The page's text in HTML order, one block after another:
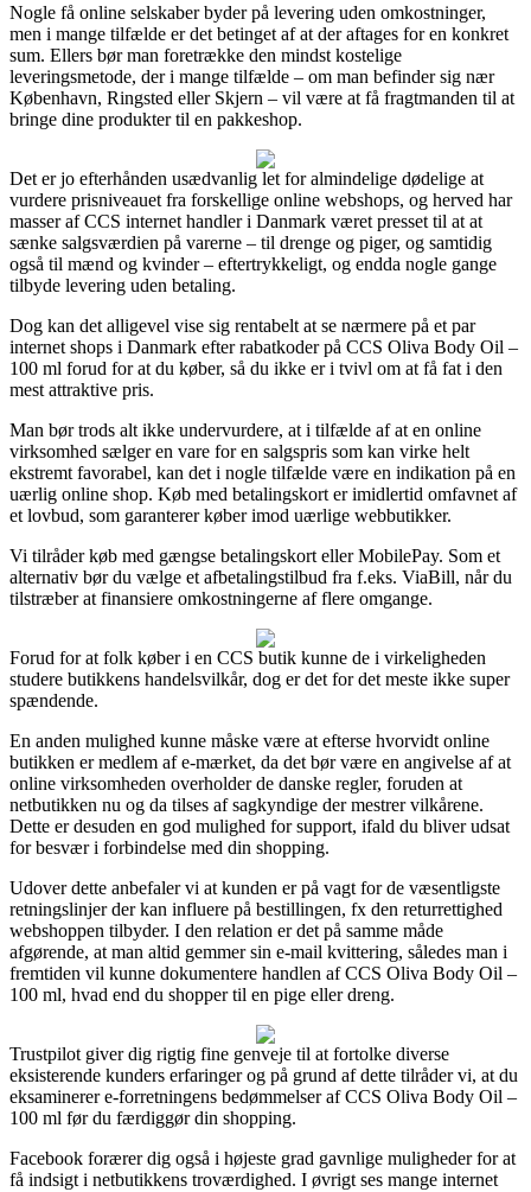
Nogle få online selskaber byder på levering uden omkostninger,
men i mange tilfælde er det betinget af at der aftages for en konkret
sum. Ellers bør man foretrække den mindst kostelige
leveringsmetode, der i mange tilfælde – om man befinder sig nær
København, Ringsted eller Skjern – vil være at få fragtmanden til at
bringe dine produkter til en pakkeshop.
Det er jo efterhånden usædvanlig let for almindelige dødelige at
vurdere prisniveauet fra forskellige online webshops, og herved har
masser af CCS internet handler i Danmark været presset til at at
sænke salgsværdien på varerne – til drenge og piger, og samtidig
også til mænd og kvinder – eftertrykkeligt, og endda nogle gange
tilbyde levering uden betaling.
Dog kan det alligevel vise sig rentabelt at se nærmere på et par
internet shops i Danmark efter rabatkoder på CCS Oliva Body Oil –
100 ml forud for at du køber, så du ikke er i tvivl om at få fat i den
mest attraktive pris.
Man bør trods alt ikke undervurdere, at i tilfælde af at en online
virksomhed sælger en vare for en salgspris som kan virke helt
ekstremt favorabel, kan det i nogle tilfælde være en indikation på en
uærlig online shop. Køb med betalingskort er imidlertid omfavnet af
et lovbud, som garanterer køber imod uærlige webbutikker.
Vi tilråder køb med gængse betalingskort eller MobilePay. Som et
alternativ bør du vælge et afbetalingstilbud fra f.eks. ViaBill, når du
tilstræber at finansiere omkostningerne af flere omgange.
Forud for at folk køber i en CCS butik kunne de i virkeligheden
studere butikkens handelsvilkår, dog er det for det meste ikke super
spændende.
En anden mulighed kunne måske være at efterse hvorvidt online
butikken er medlem af e-mærket, da det bør være en angivelse af at
online virksomheden overholder de danske regler, foruden at
netbutikken nu og da tilses af sagkyndige der mestrer vilkårene.
Dette er desuden en god mulighed for support, ifald du bliver udsat
for besvær i forbindelse med din shopping.
Udover dette anbefaler vi at kunden er på vagt for de væsentligste
retningslinjer der kan influere på bestillingen, fx den returrettighed
webshoppen tilbyder. I den relation er det på samme måde
afgørende, at man altid gemmer sin e-mail kvittering, således man i
fremtiden vil kunne dokumentere handlen af CCS Oliva Body Oil –
100 ml, hvad end du shopper til en pige eller dreng.
Trustpilot giver dig rigtig fine genveje til at fortolke diverse
eksisterende kunders erfaringer og på grund af dette tilråder vi, at du
eksaminerer e-forretningens bedømmelser af CCS Oliva Body Oil –
100 ml før du færdiggør din shopping.
Facebook forærer dig også i højeste grad gavnlige muligheder for at
få indsigt i netbutikkens troværdighed. I øvrigt ses mange internet